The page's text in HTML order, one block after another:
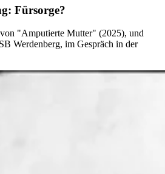
Fürsorge?
"Amputierte Mutter" (2025), und
Werdenberg, im Gespräch in der